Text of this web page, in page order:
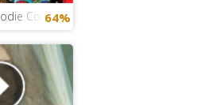
Connor - Good Times
64%